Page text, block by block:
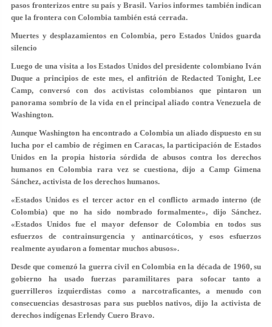
pasos fronterizos entre su país y Brasil. Varios informes también indican
que la frontera con Colombia también está cerrada.
Muertes y desplazamientos en Colombia, pero Estados Unidos guarda
silencio
Luego de una visita a los Estados Unidos del presidente colombiano Iván
Duque a principios de este mes, el anfitrión de Redacted Tonight, Lee
Camp, conversó con dos activistas colombianos que pintaron un
panorama sombrío de la vida en el principal aliado contra Venezuela de
Washington.
Aunque Washington ha encontrado a Colombia un aliado dispuesto en su
lucha por el cambio de régimen en Caracas, la participación de Estados
Unidos en la propia historia sórdida de abusos contra los derechos
humanos en Colombia rara vez se cuestiona, dijo a Camp Gimena
Sánchez, activista de los derechos humanos.
«Estados Unidos es el tercer actor en el conflicto armado interno (de
Colombia) que no ha sido nombrado formalmente», dijo Sánchez.
«Estados Unidos fue el mayor defensor de Colombia en todos sus
esfuerzos de contrainsurgencia y antinarcóticos, y esos esfuerzos
realmente ayudaron a fomentar muchos abusos».
Desde que comenzó la guerra civil en Colombia en la década de 1960, su
gobierno ha usado fuerzas paramilitares para sofocar tanto a
guerrilleros izquierdistas como a narcotraficantes, a menudo con
consecuencias desastrosas para sus pueblos nativos, dijo la activista de
derechos indígenas Erlendy Cuero Bravo.